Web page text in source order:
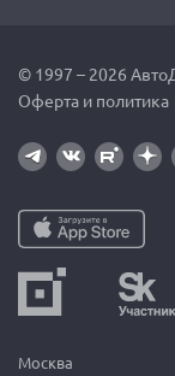
© 1997 – 2026
Оферта и политика
Москва